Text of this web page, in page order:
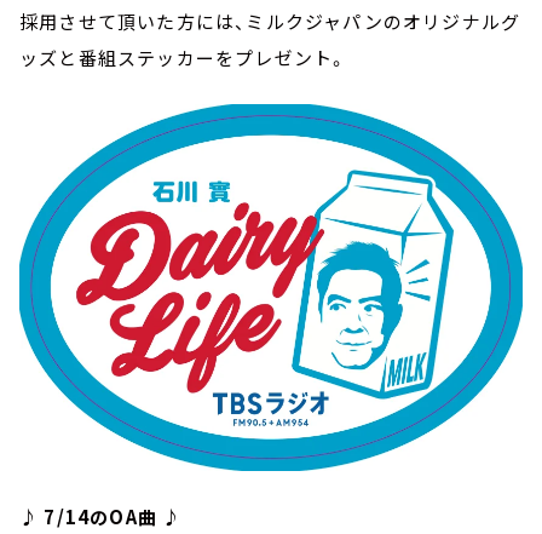
採用させて頂いた方には、ミルクジャパンのオリジナルグ
ッズと番組ステッカーをプレゼント。
♪ 7/14のOA曲 ♪